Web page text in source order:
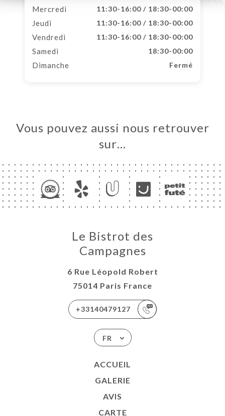
Mercredi 11:30-16:00 / 18:30-00:00
Jeudi 11:30-16:00 / 18:30-00:00
Vendredi 11:30-16:00 / 18:30-00:00
Samedi 18:30-00:00
Dimanche Fermé
Vous pouvez aussi nous retrouver
sur…
Le Bistrot des
Campagnes
6 Rue Léopold Robert
75014 Paris France
+33140479127
FR
ACCUEIL
GALERIE
AVIS
CARTE